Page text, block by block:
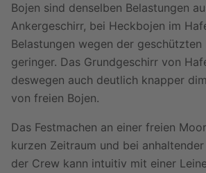
Bojen sind denselben Belastungen
Ankergeschirr, bei Heckbojen im
Belastungen wegen der geschützten
geringer. Das Grundgeschirr von
deswegen auch deutlich knapper
von freien Bojen.
Das Festmachen an einer freien
kurzen Zeitraum und bei
der Crew kann intuitiv mit einer